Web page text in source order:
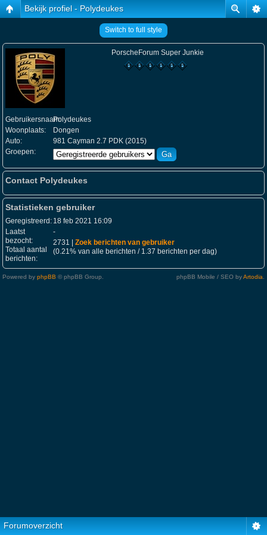
Bekijk profiel - Polydeukes
Switch to full style
PorscheForum Super Junkie
Gebruikersnaam:Polydeukes
Woonplaats:
Dongen
Auto:
981 Cayman 2.7 PDK (2015)
Groepen:
Contact Polydeukes
Statistieken gebruiker
Geregistreerd: 18 feb 2021 16:09
Laatst
bezocht:
-
Totaal aantal
berichten:
2731 | Zoek berichten van gebruiker
(0.21% van alle berichten / 1.37 berichten per dag)
Powered by phpBB © phpBB Group. phpBB Mobile / SEO byArtodia
Forumoverzicht